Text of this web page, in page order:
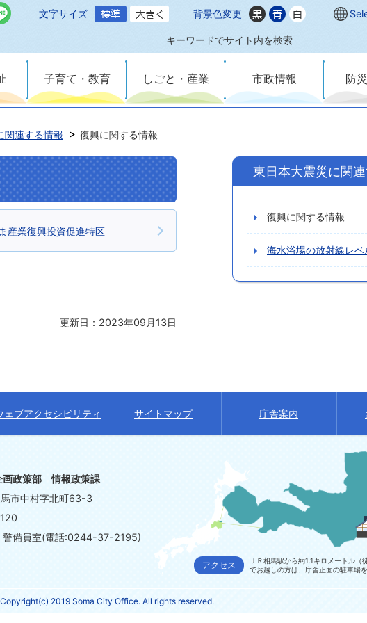
文字サイズ 背景色変更
キーワードでサイト内を検索
子育て・教育 しごと・産業 市政情報 防
関連する情報 復興に関する情報
産業復興投資促進特区
更新日：2023年09月13日
東日本大震災に関
復興に関する情報
海水浴場の放射線レベ
ェブアクセシビリティ サイトマップ 庁舎案内
政策部 情報政策課
市中村字北町63-3
備員室(電話:0244-37-2195)
アクセス
ＪＲ相馬駅から約1.1キロメートル
でお越しの方は、庁舎正面の駐車場
Copyright(c) 2019 Soma City Office. All rights reserved.